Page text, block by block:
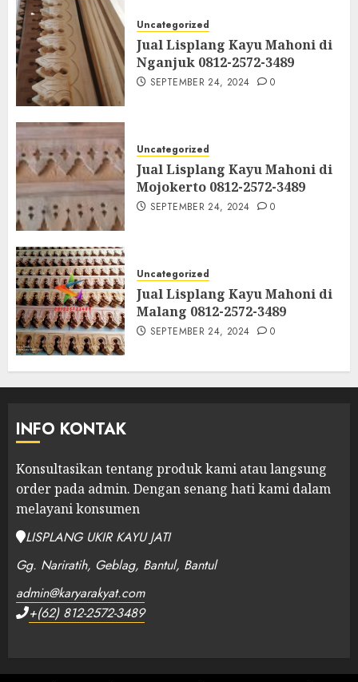
Uncategorized
Jual Lisplang Kayu Mahoni di
Nganjuk 0812-2572-3489
SEPTEMBER 24, 2024 0
Uncategorized
Jual Lisplang Kayu Mahoni di
Mojokerto 0812-2572-3489
SEPTEMBER 24, 2024 0
Uncategorized
Jual Lisplang Kayu Mahoni di
Malang 0812-2572-3489
SEPTEMBER 24, 2024 0
INFO KONTAK
Konsultasikan tentang produk kami atau langsung
order pada admin. Dengan senang hati kami dalam
melayani konsumen
LISPLANG UKIR KAYU JATI
Gg. Nariratih, Geblag, Bantul, Bantul
admin@karyarakyat.com
+(62) 812-2572-3489